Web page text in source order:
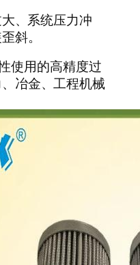
、系统压力冲
斜。
使用的高精度过
冶金、工程机械